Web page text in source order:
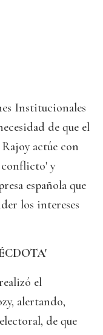
Institucionales
de que el
actúe con
y
española que
los intereses
el
alertando,
de que